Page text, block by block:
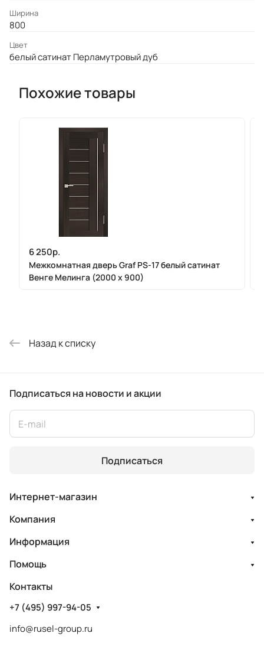
Ширина
800
Цвет
белый сатинат Перламутровый дуб
Похожие товары
6 250р.
Межкомнатная дверь Graf PS-17 белый сатинат
Венге Мелинга (2000 х 900)
Назад к списку
Подписаться на новости и акции
Подписаться
Интернет-магазин
Компания
Информация
Помощь
Контакты
+7 (495) 997-94-05
info@rusel-group.ru